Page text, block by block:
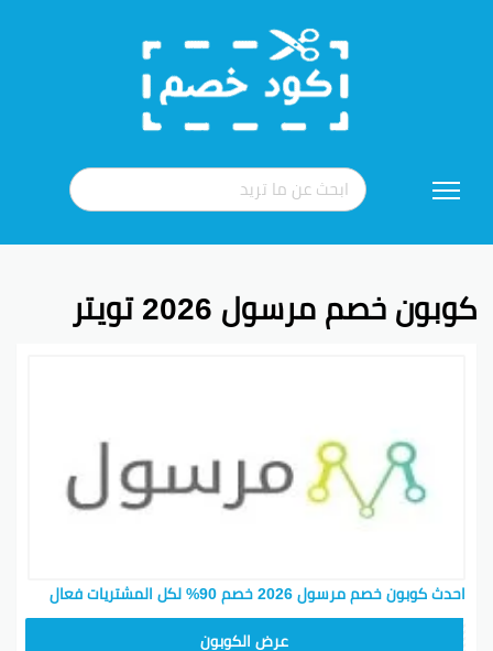
إلى
كوبون خصم مرسول 2026 تويتر
احدث كوبون خصم مرسول 2026 خصم 90% لكل المشتريات فعال
عرض الكوبون